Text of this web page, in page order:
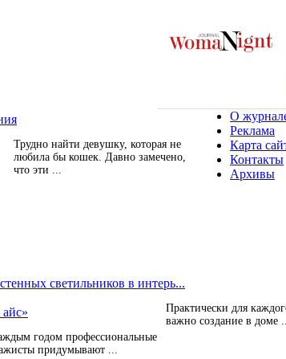
О
Реклама
Карта
Контакты
Архивы
Трудно найти девушку, которая не
любила бы кошек. Давно замечено,
что эти ...
светильников в интерь...
Практически для
важно создание в доме ...
годом профессиональные
придумывают ...